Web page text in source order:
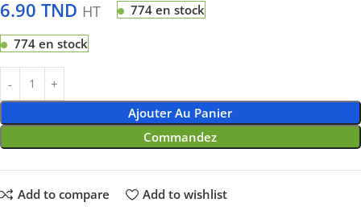
6.90 TND HT 774 en stock
774 en stock
Ajouter Au Panier
Commandez
Add to compare Add to wishlist